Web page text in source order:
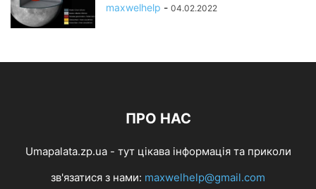
maxwelhelp - 04.02.2022
ПРО НАС
Umapalata.zp.ua - тут цікава інформація та приколи
зв'язатися з нами: maxwelhelp@gmail.com